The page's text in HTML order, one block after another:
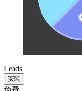
Leads
安裝
免費